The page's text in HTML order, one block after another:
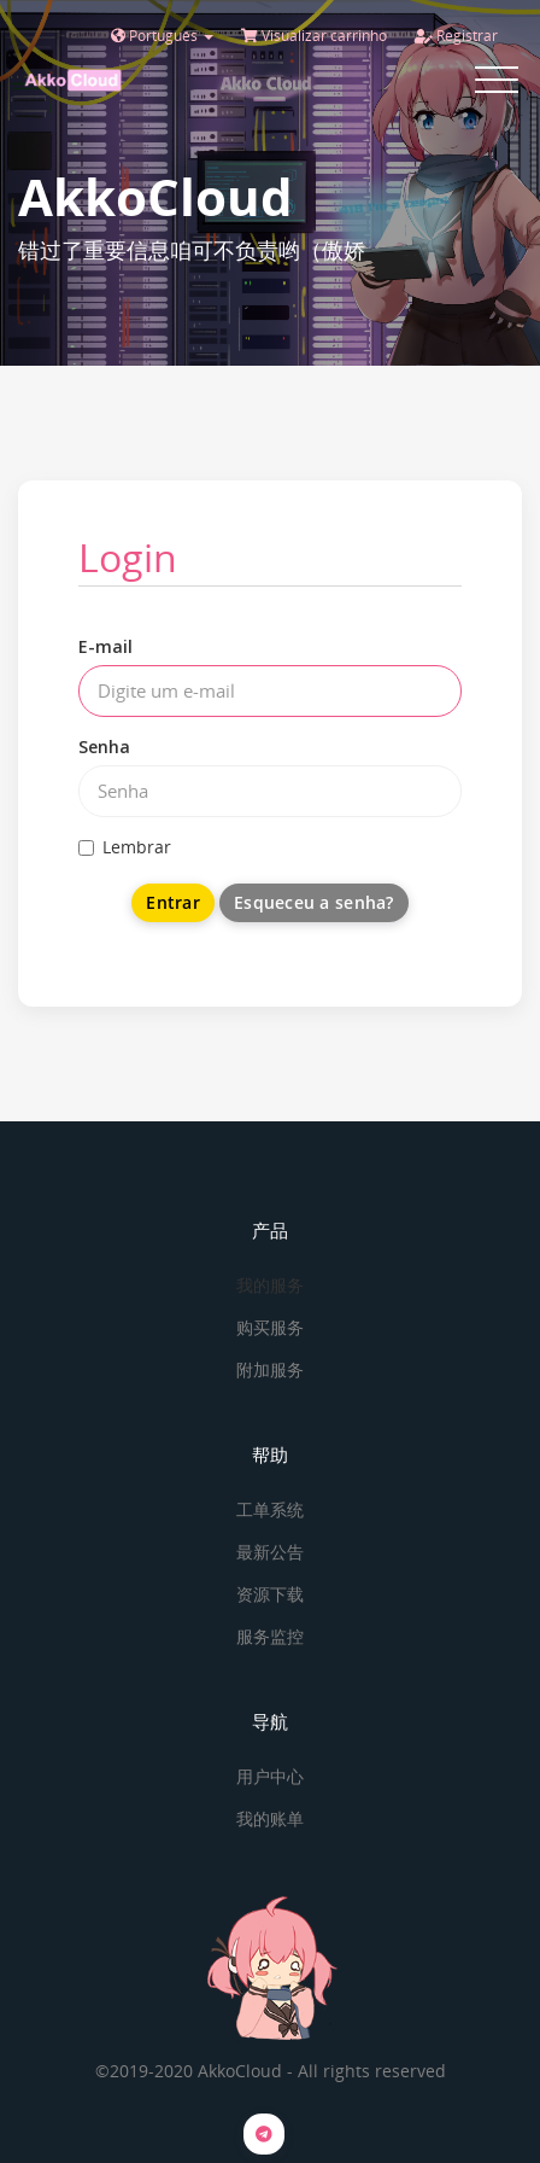
Português Visualizar carrinho Registrar
Toggle
AkkoCloud
错过了重要信息咱可不负责哟（傲娇
Login
E-mail
Senha
Lembrar
Esqueceu a senha?
产品
我的服务
购买服务
附加服务
帮助
工单系统
最新公告
资源下载
服务监控
导航
用户中心
我的账单
©2019-2020 AkkoCloud - All rights reserved